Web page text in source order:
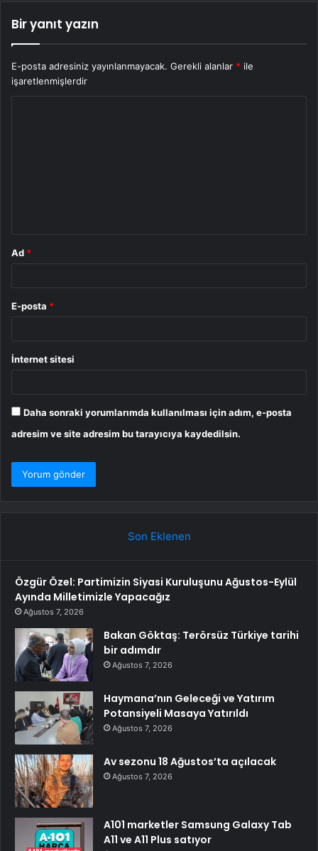
Bir yanıt yazın
E-posta adresiniz yayınlanmayacak. Gerekli alanlar * ile
işaretlenmişlerdir
Ad *
E-posta *
İnternet sitesi
Daha sonraki yorumlarımda kullanılması için adım, e-posta
adresim ve site adresim bu tarayıcıya kaydedilsin.
Son Eklenen
Özgür Özel: Partimizin Siyasi Kuruluşunu Ağustos-Eylül
Ayında Milletimizle Yapacağız
Ağustos 7, 2026
Bakan Göktaş: Terörsüz Türkiye tarihi
bir adımdır
Ağustos 7, 2026
Haymana’nın Geleceği ve Yatırım
Potansiyeli Masaya Yatırıldı
Ağustos 7, 2026
Av sezonu 18 Ağustos’ta açılacak
Ağustos 7, 2026
A101 marketler Samsung Galaxy Tab
A11 ve A11 Plus satıyor